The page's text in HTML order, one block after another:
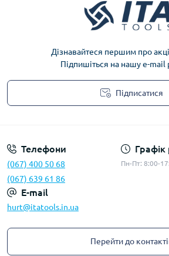
Дізнавайтеся першим про
Підпишіться на нашу e-mail
Підписатися
Телефони
(067) 400 50 68
(067) 639 61 86
Пн-Пт: 8:00-
E-mail
hurt@itatools.in.ua
Перейти до